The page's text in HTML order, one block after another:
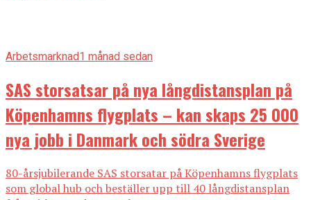
Arbetsmarknad1 månad sedan
SAS storsatsar på nya långdistansplan på
Köpenhamns flygplats – kan skaps 25 000
nya jobb i Danmark och södra Sverige
80-årsjubilerande SAS storsatar på Köpenhamns flygplats
som global hub och beställer upp till 40 långdistansplan